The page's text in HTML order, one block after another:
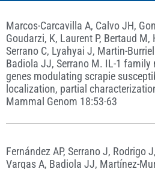
Marcos-Carcavilla A, Calvo JH,
Goudarzi, K, Laurent P, Bertaud M,
Serrano C, Lyahyai J, Martin-
Badiola JJ, Serrano M. IL-1 family
genes modulating scrapie
localization, partial
Mammal Genom 18:53-63
Fernández AP, Serrano J, Rodrigo
Vargas A, Badiola JJ, Martínez-